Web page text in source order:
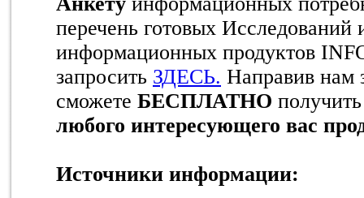
перечень готовых Исследований
информационных продуктов
запросить ЗДЕСЬ. Направив нам
сможете БЕСПЛАТНО
любого интересующего вас
Источники информации: